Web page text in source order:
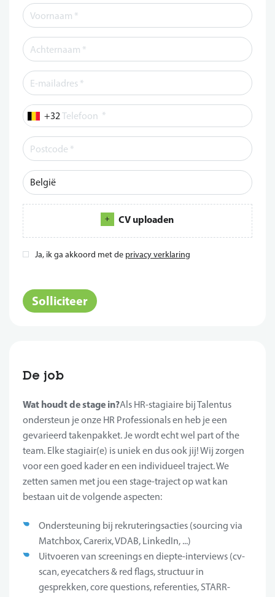
Telefoon *
CV uploaden
Ja, ik ga akkoord met de privacy verklaring
Solliciteer
De job
Wat houdt de stage in?Als HR-stagiaire bij Talentus
ondersteun je onze HR Professionals en heb je een
gevarieerd takenpakket. Je wordt echt wel part of the
team. Elke stagiair(e) is uniek en dus ook jij! Wij zorgen
voor een goed kader en een individueel traject. We
zetten samen met jou een stage-traject op wat kan
bestaan uit de volgende aspecten:
Ondersteuning bij rekruteringsacties (sourcing via
Matchbox, Carerix, VDAB, LinkedIn, ...)
Uitvoeren van screenings en diepte-interviews (cv-
scan, eyecatchers & red flags, structuur in
gesprekken, core questions, referenties, STARR-